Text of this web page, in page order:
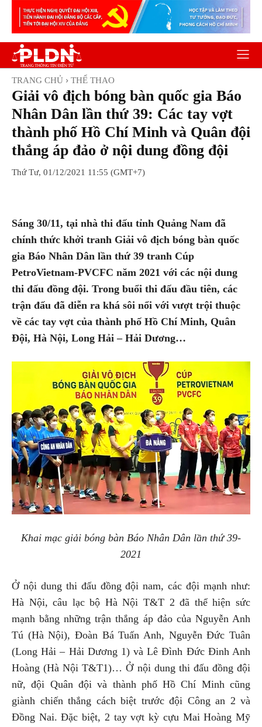
TRANG CHỦ THỂ THAO
Giải vô địch bóng bàn quốc gia Báo
Nhân Dân lần thứ 39: Các tay vợt
thành phố Hồ Chí Minh và Quân đội
thắng áp đảo ở nội dung đồng đội
Thứ Tư, 01/12/2021 11:55 (GMT+7)
Sáng 30/11, tại nhà thi đấu tỉnh Quảng Nam đã
chính thức khởi tranh Giải vô địch bóng bàn quốc
gia Báo Nhân Dân lần thứ 39 tranh Cúp
PetroVietnam-PVCFC năm 2021 với các nội dung
thi đấu đồng đội. Trong buổi thi đấu đầu tiên, các
trận đấu đã diễn ra khá sôi nổi với vượt trội thuộc
về các tay vợt của thành phố Hồ Chí Minh, Quân
Đội, Hà Nội, Long Hải – Hải Dương…
Khai mạc giải bóng bàn Báo Nhân Dân lần thứ 39-
2021
Ở nội dung thi đấu đồng đội nam, các đội mạnh như:
Hà Nội, câu lạc bộ Hà Nội T&T 2 đã thể hiện sức
mạnh bằng những trận thắng áp đảo của Nguyễn Anh
Tú (Hà Nội), Đoàn Bá Tuấn Anh, Nguyễn Đức Tuân
(Long Hải – Hải Dương 1) và Lê Đình Đức Đinh Anh
Hoàng (Hà Nội T&T1)… Ở nội dung thi đấu đồng đội
nữ, đội Quân đội và thành phố Hồ Chí Minh cũng
giành chiến thắng cách biệt trước đội Công an 2 và
Đồng Nai. Đặc biệt, 2 tay vợt kỳ cựu Mai Hoàng Mỹ